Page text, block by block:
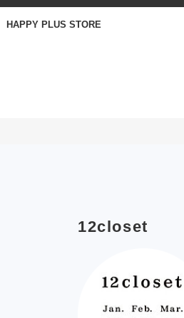
HAPPY PLUS STORE
12closet